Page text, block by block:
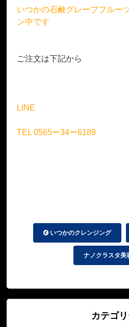
いつかの石鹸グレープフルー
ン中です
ご注文は下記から
LINE
TEL 0565ー34ー6189
いつかのクレンジング
ナノクラスタ美
カテゴ